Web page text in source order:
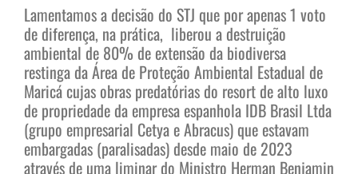
Lamentamos a decisão do STJ que por apenas 1 voto
de diferença, na prática, liberou a destruição
ambiental de 80% de extensão da biodiversa
restinga da Área de Proteção Ambiental Estadual de
Maricá cujas obras predatórias do resort de alto luxo
de propriedade da empresa espanhola IDB Brasil Ltda
(grupo empresarial Cetya e Abracus) que estavam
embargadas (paralisadas) desde maio de 2023
através de uma liminar do Ministro Herman Benjamin